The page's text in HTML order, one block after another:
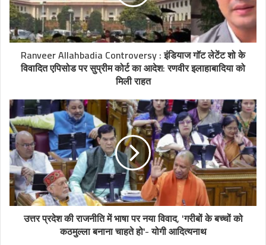
Ranveer Allahbadia Controversy : इंडियाज गॉट लेटेंट शो के
विवादित एपिसोड पर सुप्रीम कोर्ट का आदेश: रणवीर इलाहाबादिया को
मिली राहत
उत्तर प्रदेश की राजनीति में भाषा पर नया विवाद, 'गरीबों के बच्चों को
कठमुल्ला बनाना चाहते हो'- योगी आदित्यनाथ